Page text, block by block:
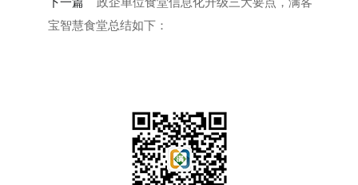
宝智慧食堂总结如下：